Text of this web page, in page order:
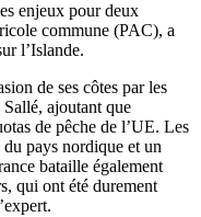
enjeux pour deux
commune (PAC), a
l’Islande.
de ses côtes par les
ajoutant que
de pêche de l’UE. Les
pays nordique et un
bataille également
qui ont été durement